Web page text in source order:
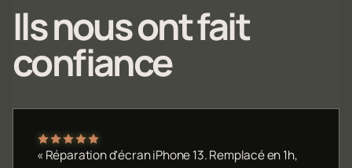
Ils nous ont fait
confiance
« Réparation d'écran iPhone 13. Remplacé en 1h,